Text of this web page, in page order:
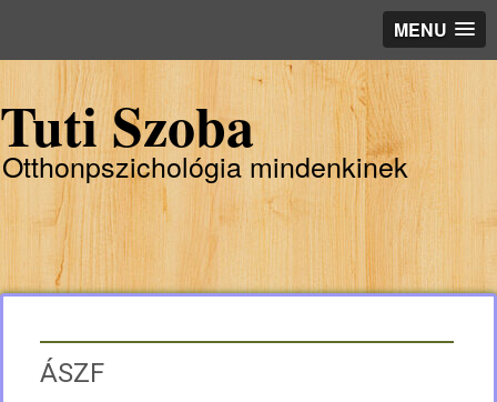
MENU
Tuti Szoba
Otthonpszichológia mindenkinek
ÁSZF